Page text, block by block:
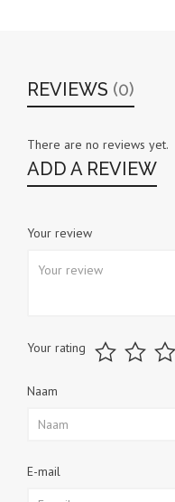
REVIEWS (0)
There are no reviews yet.
ADD A REVIEW
Your review
Your rating
Naam
E-mail